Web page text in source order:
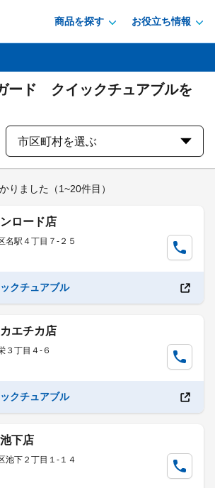
商品を探す お役立ち情報
ード クイックチュアブルを
市区町村を選ぶ
りました （1~20件目）
ロード店
名駅４丁目７-２５
クチュアブル
エチカ店
３丁目４-６
クチュアブル
下店
池下２丁目１-１４